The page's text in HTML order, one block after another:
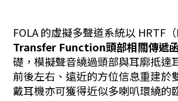
FOLA 的虛擬多聲道系統以 HRTF（
Transfer Function頭部相關傳遞
礎，模擬聲音繞過頭部與耳廓抵達
前後左右、遠近的方位信息重建於
戴耳機亦可獲得近似多喇叭環繞的